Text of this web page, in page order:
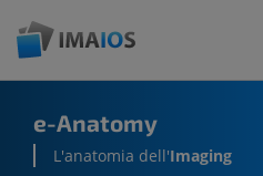
e-Anatomy
L'anatomia dell'Imaging